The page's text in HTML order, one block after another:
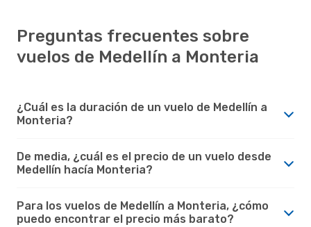
Preguntas frecuentes sobre
vuelos de Medellín a Monteria
¿Cuál es la duración de un vuelo de Medellín a
Monteria?
De media, ¿cuál es el precio de un vuelo desde
Medellín hacía Monteria?
Para los vuelos de Medellín a Monteria, ¿cómo
puedo encontrar el precio más barato?